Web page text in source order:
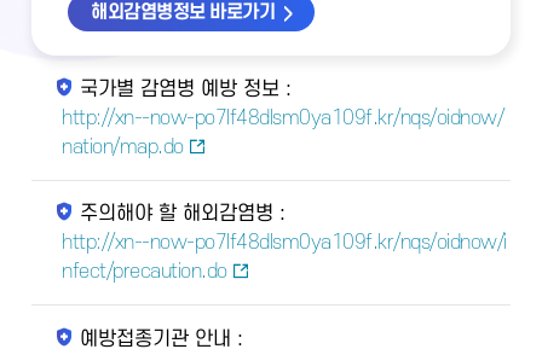
해외감염병정보 바로가기
국가별 감염병 예방 정보 :
http://xn--now-po7lf48dlsm0ya109f.kr/nqs/oidnow/
nation/map.do
주의해야 할 해외감염병 :
http://xn--now-po7lf48dlsm0ya109f.kr/nqs/oidnow/i
nfect/precaution.do
예방접종기관 안내 :